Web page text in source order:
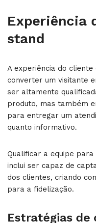
Experiência
stand
A experiência do
converter um visitante
ser altamente
produto, mas também
para entregar um
quanto informativo.
Qualificar a equipe
inclui ser capaz de
dos clientes, criando
para a fidelização.
Estratégias de